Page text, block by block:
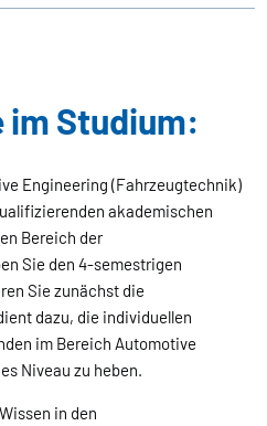
im Studium:
Engineering (Fahrzeugtechnik)
akademischen
Bereich der
Sie den 4-semestrigen
Sie zunächst die
dazu, die individuellen
im Bereich Automotive
Niveau zu heben.
in den